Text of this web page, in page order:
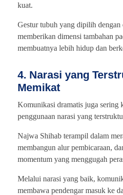
kuat.
Gestur tubuh yang dipilih dengan
memberikan dimensi tambahan
membuatnya lebih hidup dan
4. Narasi yang
Memikat
Komunikasi dramatis juga sering
penggunaan narasi yang
Najwa Shihab terampil dalam
membangun alur pembicaraan,
momentum yang menggugah
Melalui narasi yang baik,
membawa pendengar masuk ke